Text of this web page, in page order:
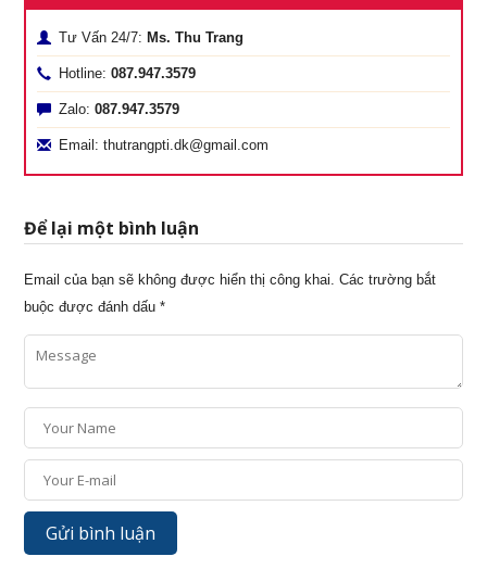
Tư Vấn 24/7:Ms. Thu Trang
Hotline:087.947.3579
Zalo:087.947.3579
Email: thutrangpti.dk@gmail.com
Để lại một bình luận
Email của bạn sẽ không được hiển thị công khai.
Các trường bắt
buộc được đánh dấu*